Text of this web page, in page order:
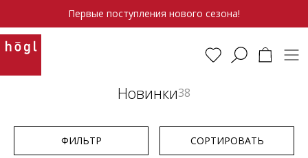
Первые поступления нового сезона!
Новинки38
ФИЛЬТР СОРТИРОВАТЬ